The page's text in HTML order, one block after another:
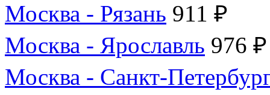
Москва - Рязань 911 ₽
Москва - Ярославль 976 ₽
Москва - Санкт-